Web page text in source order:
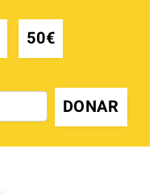
50€
DONAR